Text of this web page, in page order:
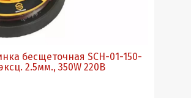
бесщеточная SCH-01-150-
2.5мм., 350W 220В